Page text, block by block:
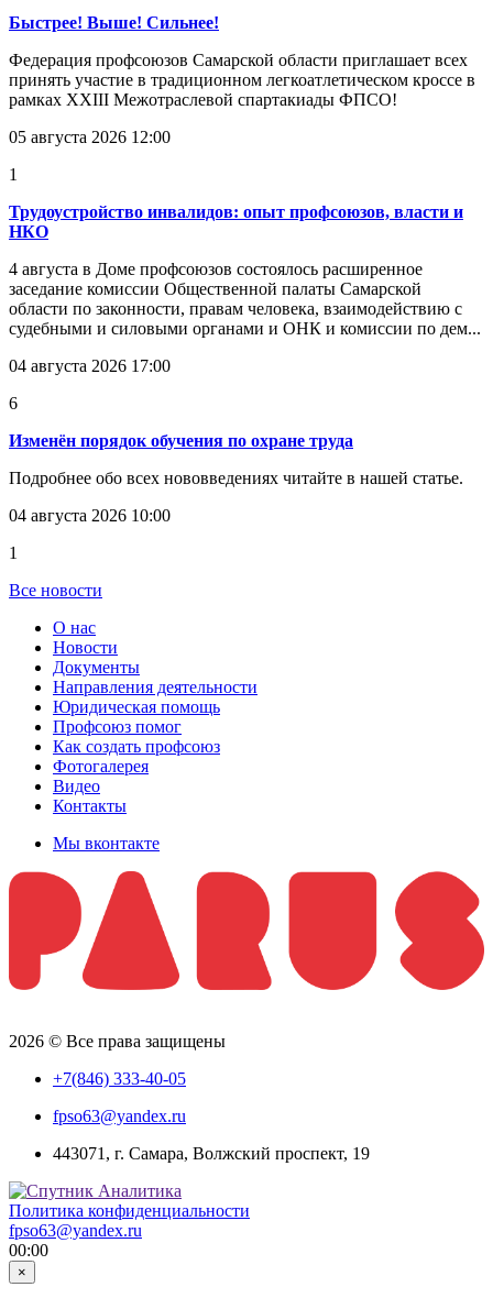
Быстрее! Выше! Сильнее!
Федерация профсоюзов Самарской области приглашает всех
принять участие в традиционном легкоатлетическом кроссе в
рамках XXIII Межотраслевой спартакиады ФПСО!
05 августа 2026 12:00
1
Трудоустройство инвалидов: опыт профсоюзов, власти и
НКО
4 августа в Доме профсоюзов состоялось расширенное
заседание комиссии Общественной палаты Самарской
области по законности, правам человека, взаимодействию с
судебными и силовыми органами и ОНК и комиссии по дем...
04 августа 2026 17:00
6
Изменён порядок обучения по охране труда
Подробнее обо всех нововведениях читайте в нашей статье.
04 августа 2026 10:00
1
Все новости
О нас
Новости
Документы
Направления деятельности
Юридическая помощь
Профсоюз помог
Как создать профсоюз
Фотогалерея
Видео
Контакты
Мы вконтакте
2026 © Все права защищены
+7(846) 333-40-05
fpso63@yandex.ru
443071, г. Самара, Волжский проспект, 19
Политика конфиденциальности
fpso63@yandex.ru
00:00
×